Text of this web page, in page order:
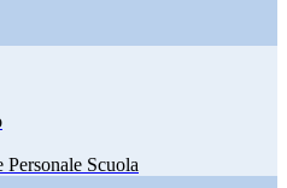
Scuola